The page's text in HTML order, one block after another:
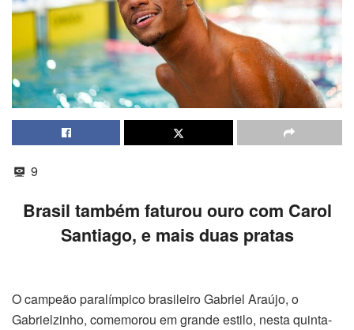
9
Brasil também faturou ouro com Carol
Santiago, e mais duas pratas
O campeão paralímpico brasileiro Gabriel Araújo, o
Gabrielzinho, comemorou em grande estilo, nesta quinta-